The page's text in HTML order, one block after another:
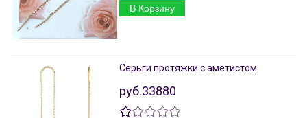
В Корзину
Серьги протяжки с аметистом
руб.33880